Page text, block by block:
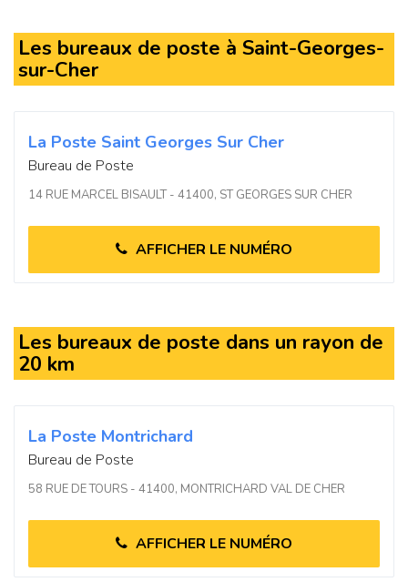
Les bureaux de poste à Saint-Georges-
sur-Cher
La Poste Saint Georges Sur Cher
Bureau de Poste
14 RUE MARCEL BISAULT - 41400, ST GEORGES SUR CHER
AFFICHER LE NUMÉRO
Les bureaux de poste dans un rayon de
20 km
La Poste Montrichard
Bureau de Poste
58 RUE DE TOURS - 41400, MONTRICHARD VAL DE CHER
AFFICHER LE NUMÉRO